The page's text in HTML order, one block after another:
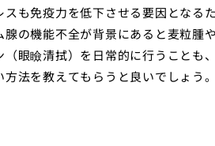
も免疫力を低下させる要因となる
の機能不全が背景にあると麦粒腫
眼瞼清拭）を日常的に行うことも
法を教えてもらうと良いでしょう。